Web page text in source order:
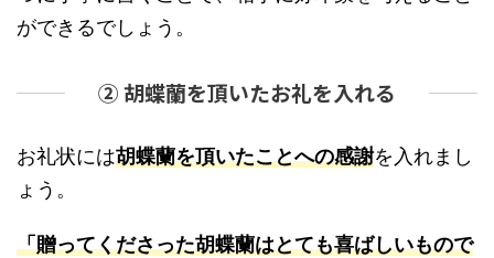
ができるでしょう。
② 胡蝶蘭を頂いたお礼を入れる
お礼状には胡蝶蘭を頂いたことへの感謝を入れまし
ょう。
「贈ってくださった胡蝶蘭はとても喜ばしいもので